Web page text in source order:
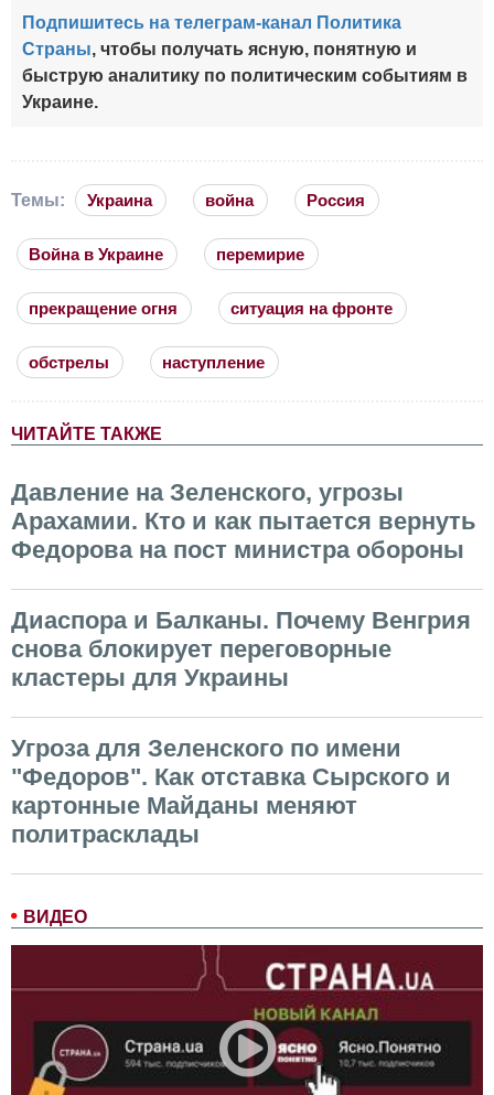
ВИДЕО
Подпишитесь на телеграм-канал Политика
Страны, чтобы получать ясную, понятную и
быструю аналитику по политическим событиям в
Украине.
Темы: Украина война Россия
Война в Украине перемирие
прекращение огня ситуация на фронте
обстрелы наступление
ЧИТАЙТЕ ТАКЖЕ
Давление на Зеленского, угрозы
Арахамии. Кто и как пытается вернуть
Федорова на пост министра обороны
Диаспора и Балканы. Почему Венгрия
снова блокирует переговорные
кластеры для Украины
Угроза для Зеленского по имени
"Федоров". Как отставка Сырского и
картонные Майданы меняют
политрасклады